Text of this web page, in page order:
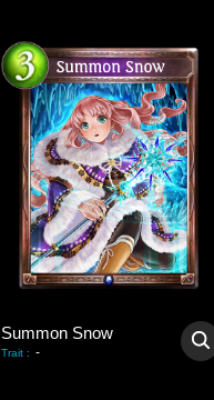
Summon Snow
Trait : -